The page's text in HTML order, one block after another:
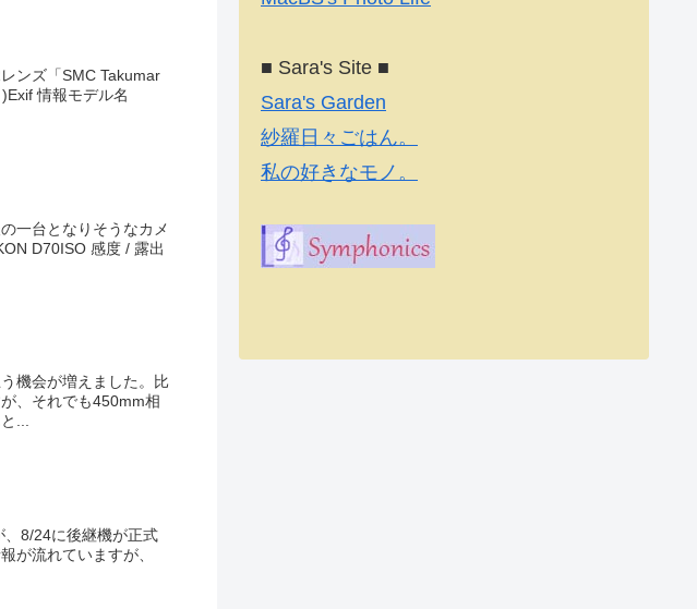
ンズ「SMC Takumar
情報モデル名
一台となりそうなカメ
D70ISO 感度 / 露出
機会が増えました。比
、それでも450mm相
...
、8/24に後継機が正式
が流れていますが、
■ Sara's Site ■
Sara's Garden
紗羅日々ごはん。
私の好きなモノ。